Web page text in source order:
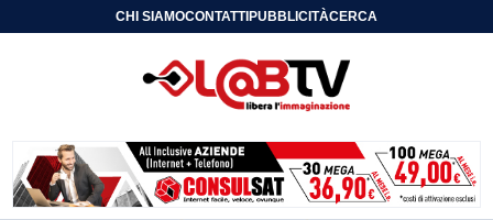
CHI SIAMOCONTATTIPUBBLICITÀCERCA